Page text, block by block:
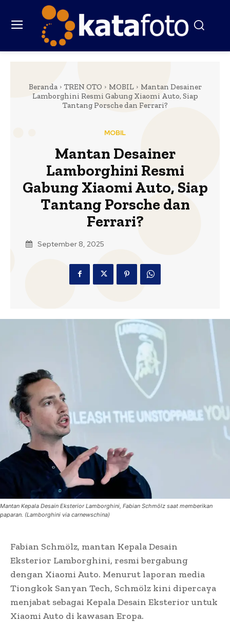
Beranda TREN OTO MOBIL
Mantan Desainer
Lamborghini Resmi Gabung Xiaomi Auto, Siap
Tantang Porsche dan Ferrari?
MOBIL
Mantan Desainer
Lamborghini Resmi
Gabung Xiaomi Auto, Siap
Tantang Porsche dan
Ferrari?
September 8, 2025
Mantan Kepala Desain Eksterior Lamborghini, Fabian Schmölz saat memberikan
paparan. (Lamborghini via carnewschina)
Fabian Schmölz, mantan Kepala Desain
Eksterior Lamborghini, resmi bergabung
dengan Xiaomi Auto. Menurut laporan media
Tiongkok Sanyan Tech, Schmölz kini dipercaya
menjabat sebagai Kepala Desain Eksterior untuk
Xiaomi Auto di kawasan Eropa.